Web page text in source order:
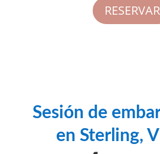
RESERVAR
Sesión de
en Sterling,